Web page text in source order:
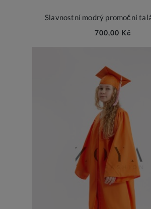
Slavnostní modrý promoční
700,00 Kč